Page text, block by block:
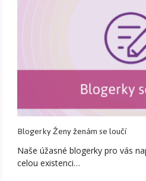
Blogerky Ženy ženám se loučí
Naše úžasné blogerky pro vás
celou existenci…